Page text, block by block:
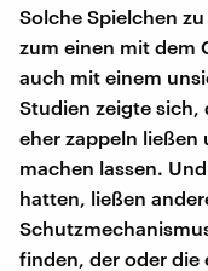
Solche Spielchen
zum einen mit dem
auch mit einem
Studien zeigte sich,
eher zappeln ließen
machen lassen.
hatten, ließen
finden, der oder die